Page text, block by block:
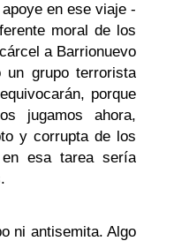
en ese viaje -
moral de los
a Barrionuevo
un grupo terrorista
porque
jugamos ahora,
y corrupta de los
esa tarea sería
ni antisemita. Algo